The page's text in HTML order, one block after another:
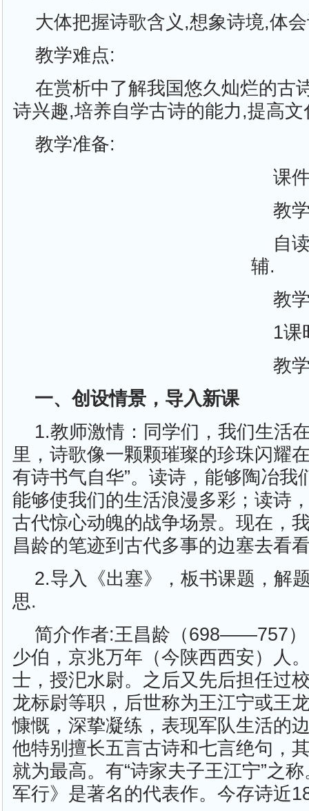
大体把握诗歌含义,想象诗境,体
教学难点:
在赏析中了解我国悠久灿烂的古
诗兴趣,培养自学古诗的能力,提高文
教学准备:
课
教
自
辅.
教
1课
教
一、创设情景，导入新课
1.教师激情：同学们，我们生活
里，诗歌像一颗颗璀璨的珍珠闪耀
有诗书气自华”。读诗，能够陶冶我
能够使我们的生活浪漫多彩；读诗
古代惊心动魄的战争场景。现在，
昌龄的笔迹到古代多事的边塞去看
2.导入《出塞》，板书课题，解
思.
简介作者:王昌龄（698——757）
少伯，京兆万年（今陕西西安）人
士，授汜水尉。之后又先后担任过
龙标尉等职，后世称为王江宁或王
慷慨，深挚凝练，表现军队生活的
他特别擅长五言古诗和七言绝句，
就为最高。有“诗家夫子王江宁”之
军行》是著名的代表作。今存诗近